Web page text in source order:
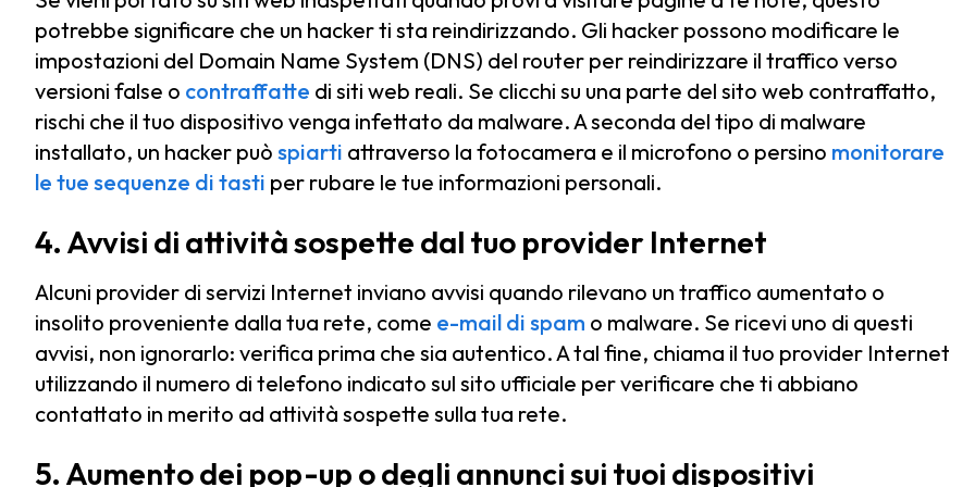
potrebbe significare che un hacker ti sta reindirizzando. Gli hacker possono modificare le
impostazioni del Domain Name System (DNS) del router per reindirizzare il traffico verso
versioni false o contraffatte di siti web reali. Se clicchi su una parte del sito web contraffatto,
rischi che il tuo dispositivo venga infettato da malware. A seconda del tipo di malware
installato, un hacker può spiarti attraverso la fotocamera e il microfono o persino monitorare
le tue sequenze di tasti per rubare le tue informazioni personali.
4. Avvisi di attività sospette dal tuo provider Internet
Alcuni provider di servizi Internet inviano avvisi quando rilevano un traffico aumentato o
insolito proveniente dalla tua rete, come e-mail di spam o malware. Se ricevi uno di questi
avvisi, non ignorarlo: verifica prima che sia autentico. A tal fine, chiama il tuo provider Internet
utilizzando il numero di telefono indicato sul sito ufficiale per verificare che ti abbiano
contattato in merito ad attività sospette sulla tua rete.
5. Aumento dei pop-up o degli annunci sui tuoi dispositivi